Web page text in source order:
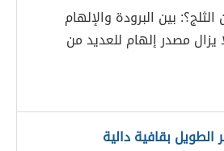
بين البرودة والإلهام
يزال مصدر إلهام للعديد من
بقافية دالية